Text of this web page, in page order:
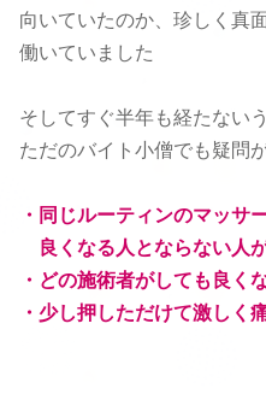
向いていたのか、珍しく真
働いていました
そしてすぐ半年も経たない
ただのバイト小僧でも疑問
・同じルーティンのマッサ
良くなる人とならない人
・どの施術者がしても良く
・少し押しただけて激しく